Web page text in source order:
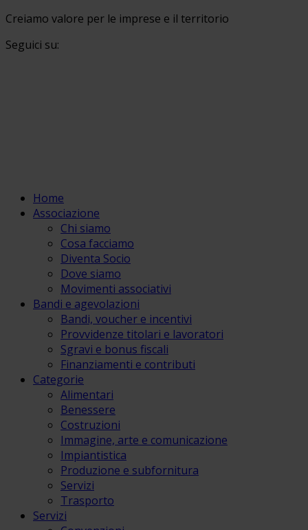
Creiamo valore per le imprese e il territorio
Seguici su:
Home
Associazione
Chi siamo
Cosa facciamo
Diventa Socio
Dove siamo
Movimenti associativi
Bandi e agevolazioni
Bandi, voucher e incentivi
Provvidenze titolari e lavoratori
Sgravi e bonus fiscali
Finanziamenti e contributi
Categorie
Alimentari
Benessere
Costruzioni
Immagine, arte e comunicazione
Impiantistica
Produzione e subfornitura
Servizi
Trasporto
Servizi